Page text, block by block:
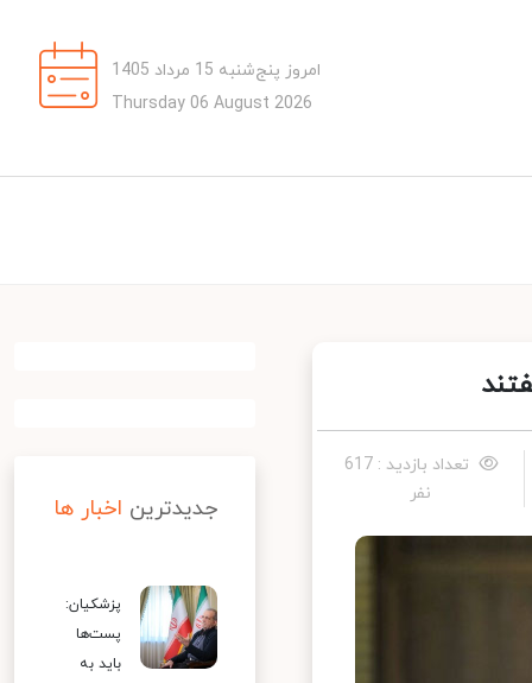
امروز پنج‌شنبه 15 مرداد 1405
Thursday 06 August 2026
تعداد بازدید : 617
نفر
جدیدترین اخبار ها
پزشکیان:
پست‌ها
باید به